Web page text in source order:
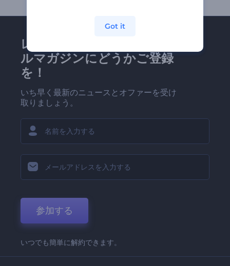
レンダーフォレストのメー
ルマガジンにどうかご登録
を！
いち早く最新のニュースとオファーを受け
取りましょう。
参加する
いつでも簡単に解約できます。
Got it